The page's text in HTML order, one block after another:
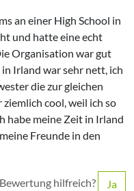
an einer High School in
und hatte eine echt
Organisation war gut
Irland war sehr nett, ich
die zur gleichen
ziemlich cool, weil ich so
habe meine Zeit in Irland
Freunde in den
hilfreich? Ja